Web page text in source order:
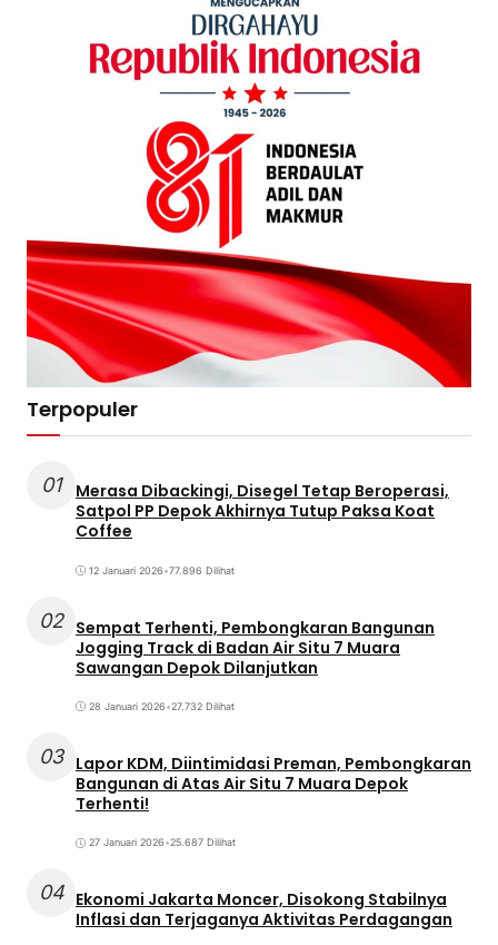
Terpopuler
01
Merasa Dibackingi, Disegel Tetap Beroperasi,
Satpol PP Depok Akhirnya Tutup Paksa Koat
Coffee
12 Januari 2026•77.896 Dilihat
02 Sempat Terhenti, Pembongkaran Bangunan
Jogging Track di Badan Air Situ 7 Muara
Sawangan Depok Dilanjutkan
28 Januari 2026•27.732 Dilihat
03 Lapor KDM, Diintimidasi Preman, Pembongkaran
Bangunan di Atas Air Situ 7 Muara Depok
Terhenti!
27 Januari 2026•25.687 Dilihat
04 Ekonomi Jakarta Moncer, Disokong Stabilnya
Inflasi dan Terjaganya Aktivitas Perdagangan